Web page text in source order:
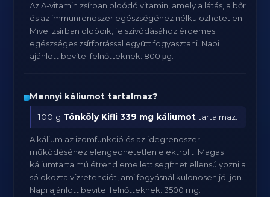
Az A-vitamin zsírban oldódó vitamin, amely a látás, a bőr
és az immunrendszer egészségéhez nélkülözhetetlen.
Mivel zsírban oldódik, felszívódásához érdemes
egészséges zsírforrással együtt fogyasztani. Napi
ajánlott bevitel felnőtteknek: 800 μg.
Mennyi káliumot tartalmaz?
100 g Tönköly Kifli 339 mg káliumottartalmaz.
A kálium az izomfunkció és az idegrendszer
működéséhez elengedhetetlen elektrolit. Magas
káliumtartalmú étrend emellett segíthet ellensúlyozni a
só okozta vízretenciót, ami fogyásnál különösen jól jön.
Napi ajánlott bevitel felnőtteknek: 3500 mg.